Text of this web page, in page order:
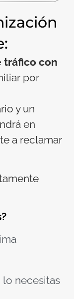
tráfico con
por
y un
en
a reclamar
lo necesitas